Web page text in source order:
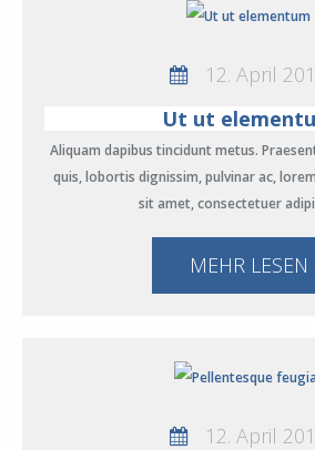
12. April
Ut ut
Aliquam dapibus tincidunt metus.
quis, lobortis dignissim, pulvinar ac,
sit amet, consectetuer
MEHR LESEN
12. April